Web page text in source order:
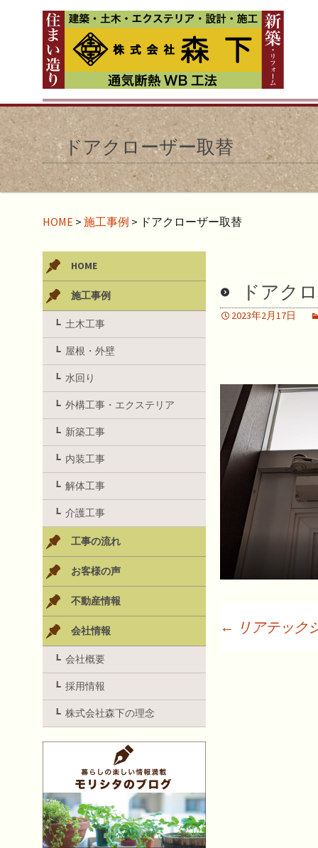
ドアクローザー取替
HOME > 施工事例 > ドアクローザー取替
ドアク
2023年2月17日
← リアテック
HOME
施工事例
土木工事
屋根・外壁
水回り
外構工事・エクステリア
新築工事
内装工事
解体工事
介護工事
工事の流れ
お客様の声
不動産情報
会社情報
会社概要
採用情報
株式会社森下の理念